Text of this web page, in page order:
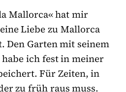
Mallorca« hat mir
Liebe zu Mallorca
Den Garten mit seinem
ich fest in meiner
Für Zeiten, in
zu früh raus muss.